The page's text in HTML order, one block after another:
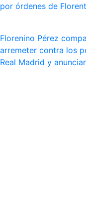
por órdenes de
Florenino Pérez
arremeter contra los
Real Madrid y